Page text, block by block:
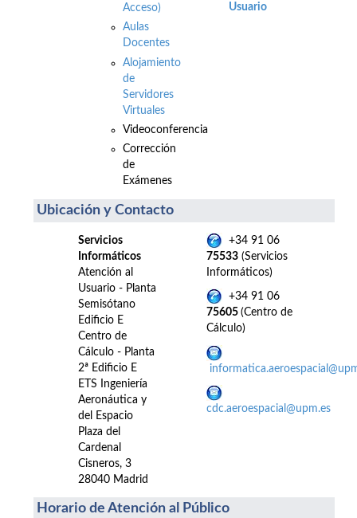
Acceso)
Aulas
Docentes
Alojamiento
de
Servidores
Virtuales
Videoconferencia
Corrección
de
Exámenes
Usuario
Ubicación y Contacto
Servicios
Informáticos
Atención al
Usuario - Planta
Semisótano
Edificio E
Centro de
Cálculo - Planta
2ª Edificio E
ETS Ingeniería
Aeronáutica y
del Espacio
Plaza del
Cardenal
Cisneros, 3
28040 Madrid
+34 91 06
75533 (Servicios
Informáticos)
+34 91 06
75605 (Centro de
Cálculo)
cdc.aeroespacial@upm.es
Horario de Atención al Público